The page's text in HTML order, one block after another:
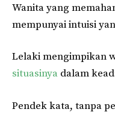
Wanita yang
mempunyai intuisi
Lelaki mengimpikan
situasinya dalam
Pendek kata, tanpa